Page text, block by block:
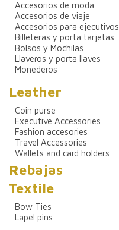
Accesorios de moda
Accesorios de viaje
Accesorios para ejecutivos
Billeteras y porta tarjetas
Bolsos y Mochilas
Llaveros y porta llaves
Monederos
Leather
Coin purse
Executive Accessories
Fashion accesories
Travel Accessories
Wallets and card holders
Rebajas
Textile
Bow Ties
Lapel pins